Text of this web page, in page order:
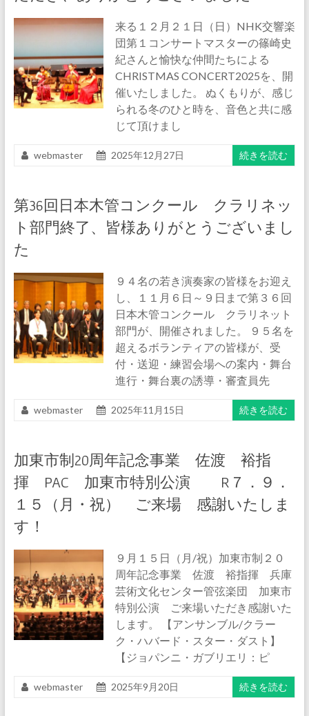
来る１２月２１日（日）NHK交響楽
団第１コンサートマスターの篠崎史
紀さんと愉快な仲間たちによる
CHRISTMAS CONCERT2025を、開
催いたしました。 ぬくもりが、感じ
られる冬のひと時を、音色と共に感
じて頂けまし
webmaster 2025年12月27日 続きを読む
第36回日本木管コンクール クラリネッ
ト部門終了、皆様ありがとうございまし
た
９４名の若き演奏家の皆様をお迎え
し、１１月６日～９日まで第３６回
日本木管コンクール クラリネット
部門が、開催されました。 ９５名を
超えるボランティアの皆様が、受
付・送迎・練習会場への案内・舞台
進行・舞台裏の誘導・審査員先
webmaster 2025年11月15日 続きを読む
加東市制20周年記念事業 佐渡 裕指
揮 PAC 加東市特別公演 R７．９．
１５（月・祝） ご来場 感謝いたしま
す！
９月１５日（月/祝）加東市制２０
周年記念事業 佐渡 裕指揮 兵庫
芸術文化センター管弦楽団 加東市
特別公演 ご来場いただき感謝いた
します。 【アンサンブル/クラー
ク・ハバード・スター・ダスト】
【ジョパンニ・ガブリエリ：ピ
webmaster 2025年9月20日 続きを読む